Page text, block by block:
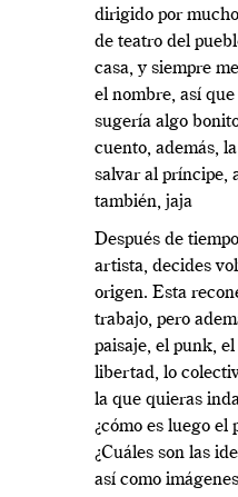
dirigido por
de teatro del
casa, y siempre
el nombre, así
sugería algo
cuento, además,
salvar al príncipe,
también, jaja
Después de
artista, decides
origen. Esta
trabajo, pero
paisaje, el punk,
libertad, lo
la que quieras
¿cómo es luego el
¿Cuáles son las
así como